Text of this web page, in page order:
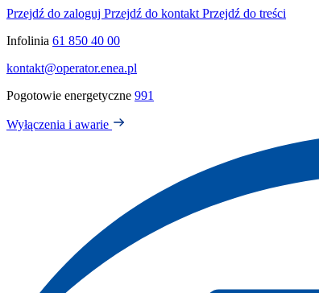
Przejdź do zaloguj Przejdź do kontakt Przejdź do treści
Infolinia 61 850 40 00
kontakt@operator.enea.pl
Pogotowie energetyczne 991
Wyłączenia i awarie